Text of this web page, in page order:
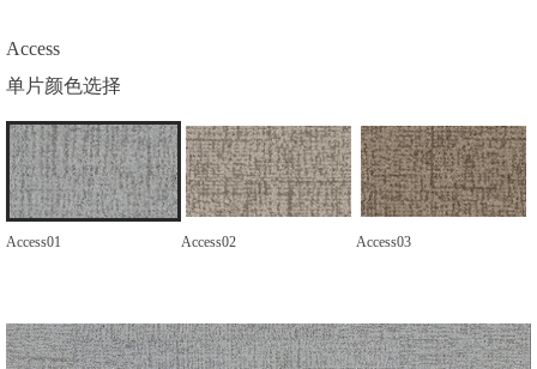
Access
单片颜色选择
Access01 Access02 Access03